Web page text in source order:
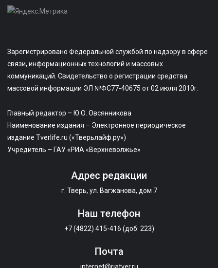
Зарегистрировано Федеральной службой по надзору в сфере
связи, информационных технологий и массовых
коммуникаций. Свидетельство о регистрации средства
массовой информации ЭЛ №ФС77-40675 от 02 июля 2010г.
Главный редактор – Ю.О. Овсянникова
Наименование издания – Электронное периодическое
издание Tverlife.ru («Тверьлайф.ру»)
Учредитель – ГАУ «РИА «Верхневолжье»
Адрес редакции
г. Тверь, ул. Вагжанова, дом 7
Наш телефон
+7 (4822) 415-416 (доб. 223)
Почта